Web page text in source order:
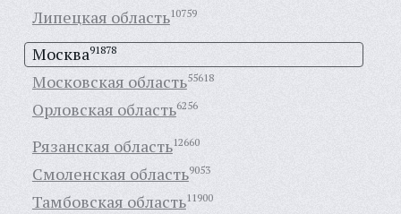
Липецкая область10759
Москва91878
Московская область55618
Орловская область6256
Рязанская область12660
Смоленская область9053
Тамбовская область11900